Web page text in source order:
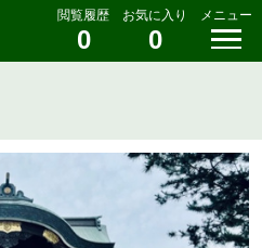
閲覧履歴
0
お気に入り
0
メニュー